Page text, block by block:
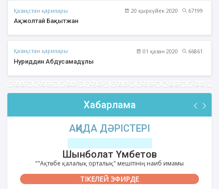
Қазақстан қарилары 20 қыркүйек 2020
67199
Ақжолтай Бақытжан
Қазақстан қарилары 01 қазан 2020
66861
Нуриддин Абдусамадұлы
Хабарлама
АҚИДА ДӘРІСТЕРІ
Шынболат Үмбетов
""Ақтөбе қалалық орталық" мешітінің наиб имамы
ТІКЕЛЕЙ ЭФИРДЕ